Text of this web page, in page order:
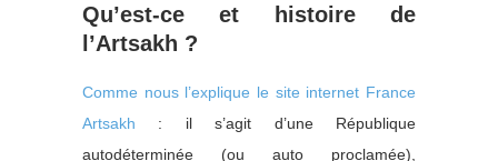
Qu’est-ce et histoire de
l’Artsakh ?
Comme nous l’explique le site internet France
Artsakh : il s’agit d’une République
autodéterminée (ou auto proclamée),